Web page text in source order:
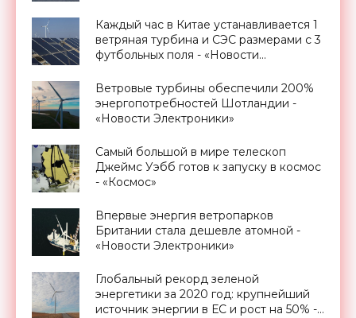
Каждый час в Китае устанавливается 1
ветряная турбина и СЭС размерами с 3
футбольных поля - «Новости
Ветровые турбины обеспечили 200%
энергопотребностей Шотландии -
«Новости Электроники»
Самый большой в мире телескоп
Джеймс Уэбб готов к запуску в космос
- «Космос»
Впервые энергия ветропарков
Британии стала дешевле атомной -
«Новости Электроники»
Глобальный рекорд зеленой
энергетики за 2020 год: крупнейший
источник энергии в ЕС и рост на 50% -